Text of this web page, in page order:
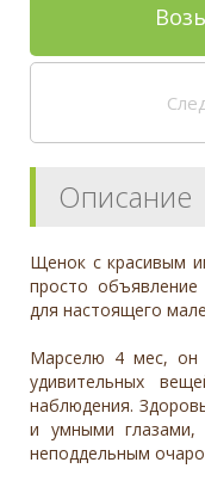
Описание
Щенок с красивым
просто
для настоящего
Марселю 4 мес, он
удивительных
наблюдения.
и умными глазами,
неподдельным